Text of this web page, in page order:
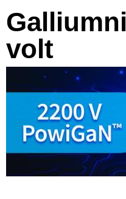
volt